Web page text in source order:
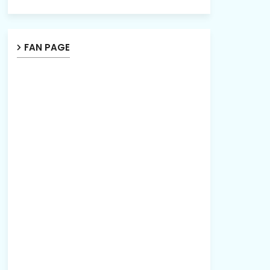
FAN PAGE